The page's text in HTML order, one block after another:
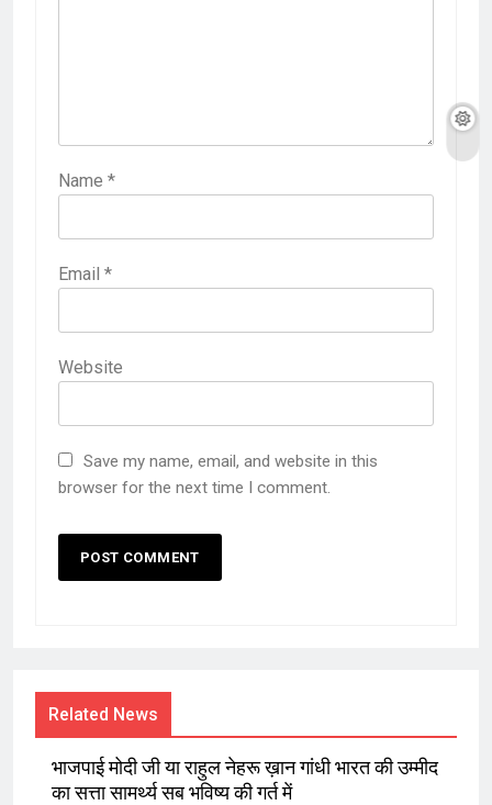
Name *
Email *
Website
Save my name, email, and website in this
browser for the next time I comment.
Related News
भाजपाई मोदी जी या राहुल नेहरू ख़ान गांधी भारत की उम्मीद
का सत्ता सामर्थ्य सब भविष्य की गर्त में